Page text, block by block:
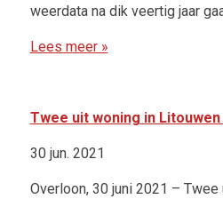
weerdata na dik veertig jaar
Lees meer »
Twee uit woning in
30 jun. 2021
Overloon, 30 juni 2021 –